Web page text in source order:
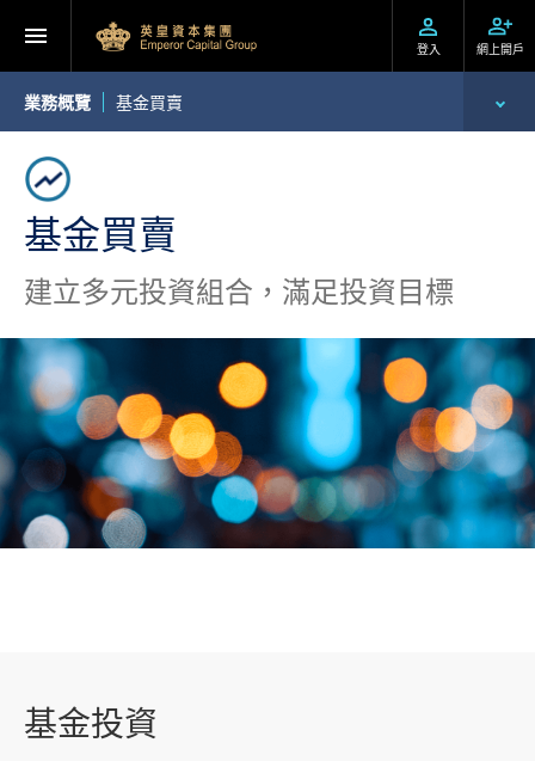
登入 網上開戶
業務概覽 基金買賣
環球投資產品
財富管理
資產管理
企業融資
財務貸款
投資移民
機構業務
基金買賣
建立多元投資組合，滿足投資目標
基金投資